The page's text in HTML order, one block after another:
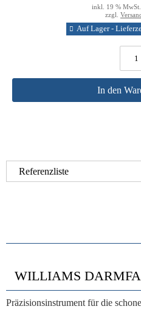
inkl. 19 % MwSt.
zzgl.
Auf Lager -
In den
Referenzliste
WILLIAMS
Präzisionsinstrument für die